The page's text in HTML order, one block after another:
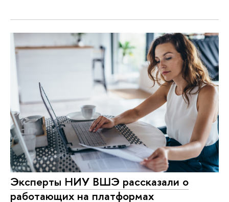
Эксперты НИУ ВШЭ рассказали о
работающих на платформах